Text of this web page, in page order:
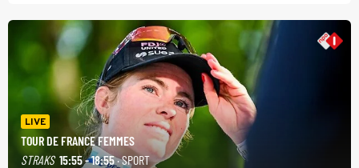
LIVE
TOUR DE FRANCE FEMMES
STRAKS 15:55 - 18:55· SPORT